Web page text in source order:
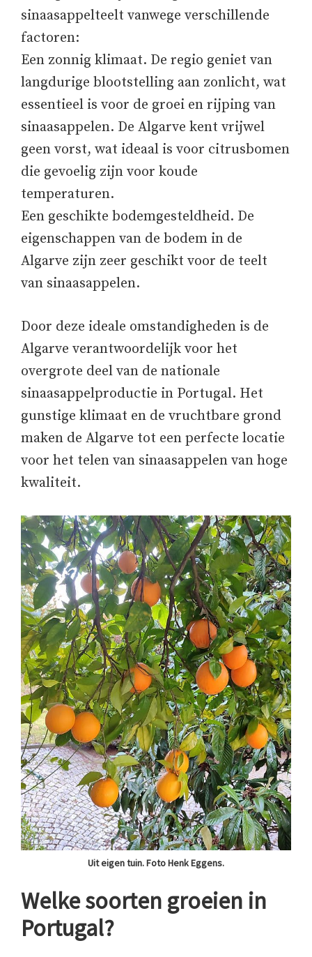
sinaasappelteelt vanwege verschillende
factoren:
Een zonnig klimaat. De regio geniet van
langdurige blootstelling aan zonlicht, wat
essentieel is voor de groei en rijping van
sinaasappelen. De Algarve kent vrijwel
geen vorst, wat ideaal is voor citrusbomen
die gevoelig zijn voor koude
temperaturen.
Een geschikte bodemgesteldheid. De
eigenschappen van de bodem in de
Algarve zijn zeer geschikt voor de teelt
van sinaasappelen.
Door deze ideale omstandigheden is de
Algarve verantwoordelijk voor het
overgrote deel van de nationale
sinaasappelproductie in Portugal. Het
gunstige klimaat en de vruchtbare grond
maken de Algarve tot een perfecte locatie
voor het telen van sinaasappelen van hoge
kwaliteit.
Uit eigen tuin. Foto Henk Eggens.
Welke soorten groeien in
Portugal?